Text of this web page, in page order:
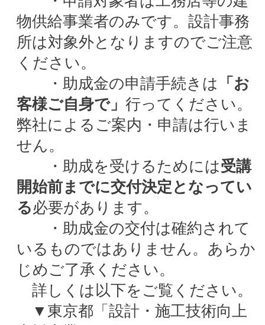
物供給事業者のみです。設計事務
所は対象外となりますのでご注意
ください。
・助成金の申請手続きは
「お
客様ご自身で」 行ってください。
弊社によるご案内・申請は行いま
せん。
・助成を受けるためには受講
開始前までに交付決定となってい
る必要があります。
・助成金の交付は確約されて
いるものではありません。あらか
じめご了承ください。
詳しくは以下をご覧ください。
▼東京都「設計・施工技術向上